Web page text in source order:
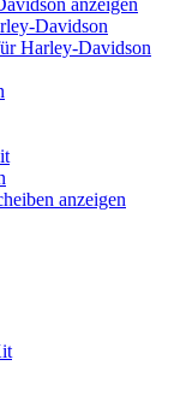
anzeigen
Davidson
Harley-Davidson
anzeigen